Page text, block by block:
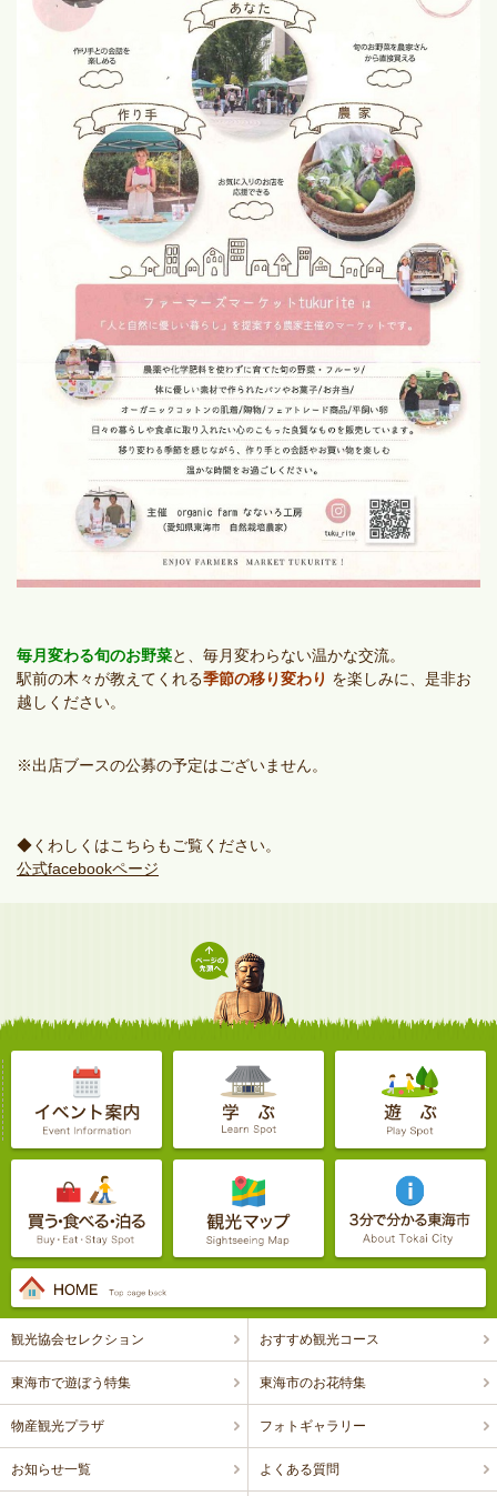
毎月変わる旬のお野菜と、毎月変わらない温かな交流。
駅前の木々が教えてくれる季節の移り変わり を楽しみに、是非お
越しください。
※出店ブースの公募の予定はございません。
◆くわしくはこちらもご覧ください。
公式facebookページ
観光協会セレクション おすすめ観光コース
東海市で遊ぼう特集 東海市のお花特集
物産観光プラザ フォトギャラリー
お知らせ一覧 よくある質問